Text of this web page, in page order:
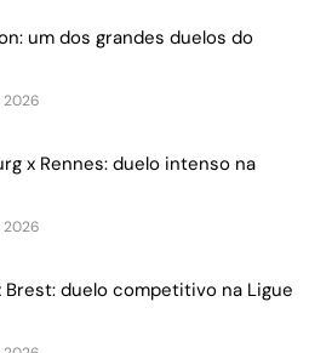
um dos grandes duelos do
2026
x Rennes: duelo intenso na
2026
Brest: duelo competitivo na Ligue